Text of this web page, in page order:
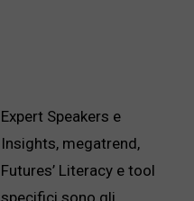
Expert Speakers e
Insights, megatrend,
Futures’ Literacy e tool